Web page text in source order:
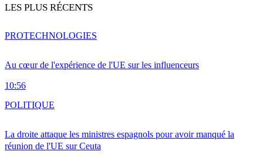
LES PLUS RÉCENTS
Au cœur de l'expérience de l'UE sur les influenceurs
10:56
PROTECHNOLOGIES
La droite attaque les ministres espagnols pour avoir manqué la
réunion de l'UE sur Ceuta
POLITIQUE